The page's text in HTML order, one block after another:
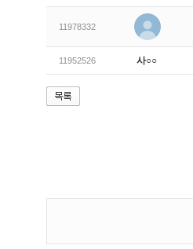
11978332
11952526 사○○